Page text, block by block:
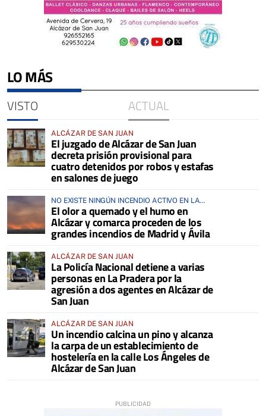
LO MÁS
VISTO ACTUAL
ALCÁZAR DE SAN JUAN
El juzgado de Alcázar de San Juan
decreta prisión provisional para
cuatro detenidos por robos y estafas
en salones de juego
NO EXISTE NINGÚN INCENDIO ACTIVO EN LA
COMARCA
El olor a quemado y el humo en
Alcázar y comarca proceden de los
grandes incendios de Madrid y Ávila
ALCÁZAR DE SAN JUAN
La Policía Nacional detiene a varias
personas en La Pradera por la
agresión a dos agentes en Alcázar de
San Juan
ALCÁZAR DE SAN JUAN
Un incendio calcina un pino y alcanza
la carpa de un establecimiento de
hostelería en la calle Los Ángeles de
Alcázar de San Juan